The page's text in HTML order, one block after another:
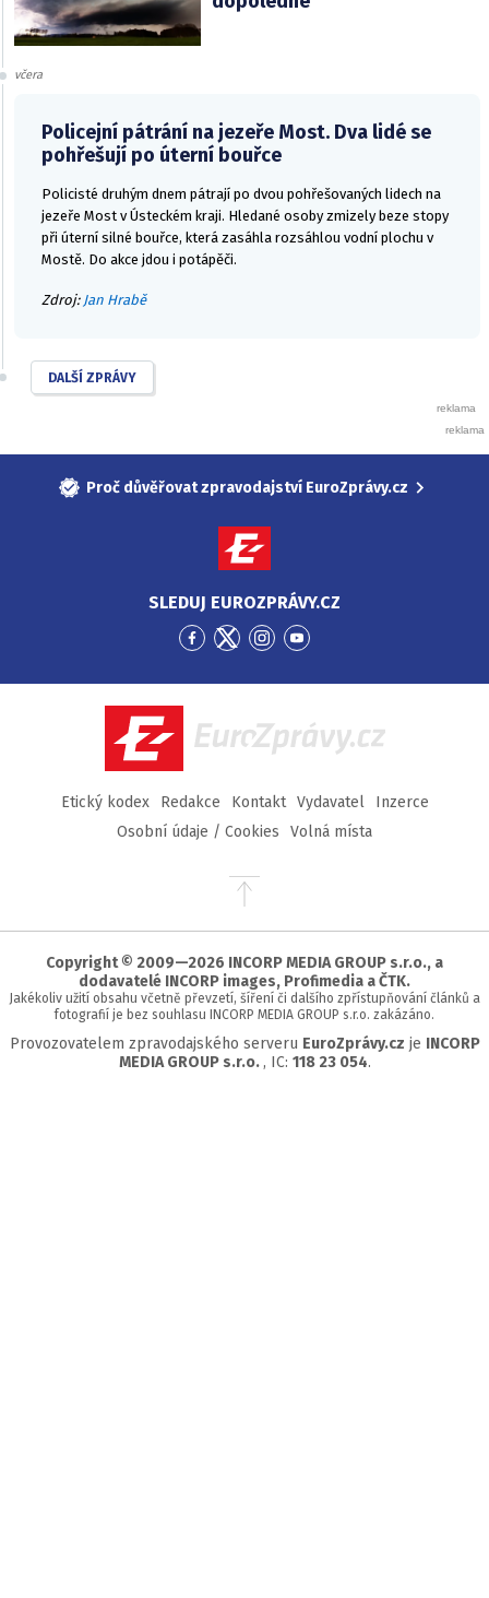
včera
Policejní pátrání na jezeře Most. Dva lidé se
pohřešují po úterní bouřce
Policisté druhým dnem pátrají po dvou pohřešovaných lidech na
jezeře Most v Ústeckém kraji. Hledané osoby zmizely beze stopy
při úterní silné bouřce, která zasáhla rozsáhlou vodní plochu v
Mostě. Do akce jdou i potápěči.
Zdroj: Jan Hrabě
DALŠÍ ZPRÁVY
Proč důvěřovat zpravodajství EuroZprávy.cz
SLEDUJ EUROZPRÁVY.CZ
Přejít
Facebook
Přejít
Twitter
Přejít
Instagram
Přejít
YouTube
EuroZprávy.cz
Etický kodex Redakce Kontakt Vydavatel
Inzerce
Osobní údaje / Cookies
Volná místa
Přejít
stránky
Copyright © 2009—2026 INCORP MEDIA GROUP s.r.o., a
dodavatelé INCORP images, Profimedia a ČTK.
Jakékoliv užití obsahu včetně převzetí, šíření či dalšího zpřístupňování článků a
fotografií je bez souhlasu INCORP MEDIA GROUP s.r.o. zakázáno.
Provozovatelem zpravodajského serveru EuroZprávy.cz je INCORP
MEDIA GROUP s.r.o. , IC: 118 23 054.